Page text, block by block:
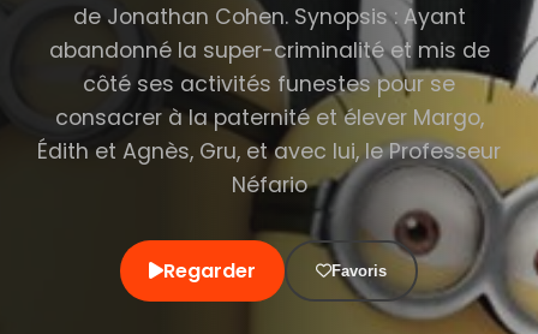
de Jonathan Cohen. Synopsis : Ayant
abandonné la super-criminalité et mis de
côté ses activités funestes pour se
consacrer à la paternité et élever Margo,
Édith et Agnès, Gru, et avec lui, le Professeur
Néfario
Regarder Favoris